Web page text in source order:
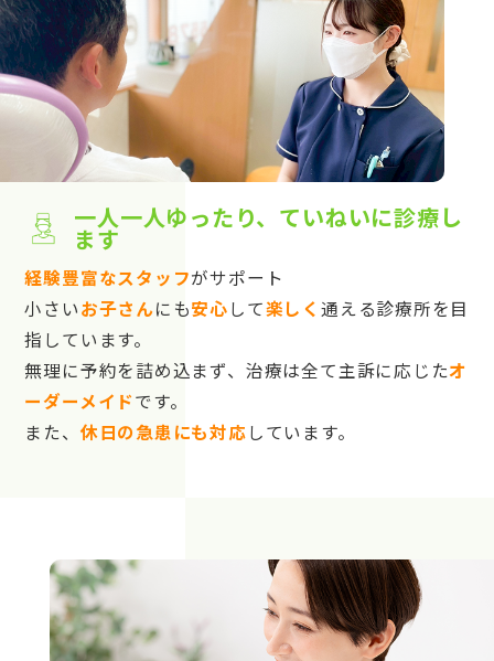
一人一人ゆったり、ていねいに診療し
ます
経験豊富なスタッフがサポート
小さいお子さんにも安心して楽しく 通える診療所を目
指しています。
無理に予約を詰め込まず、治療は全て主訴に応じたオ
ーダーメイドです。
また、 休日の急患にも対応しています。